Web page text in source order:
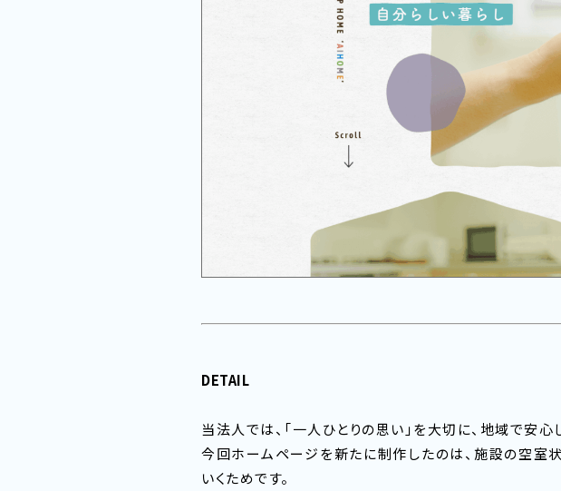
DETAIL
当法人では、「一人ひとりの思い」を大切に、地域で安
今回ホームページを新たに制作したのは、施設の空室
いくためです。